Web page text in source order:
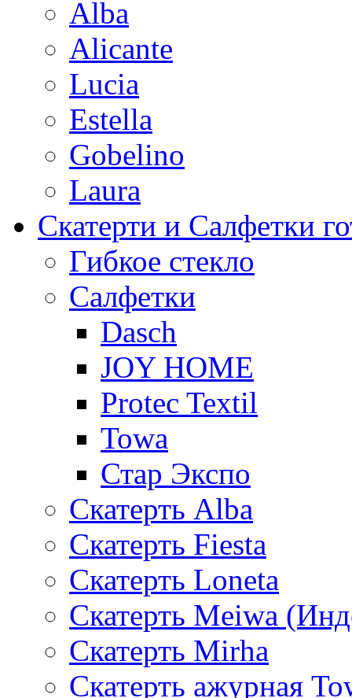
Alba
Alicante
Lucia
Estella
Gobelino
Laura
Скатерти и Салфетки
Гибкое стекло
Салфетки
Dasch
JOY HOME
Protec Textil
Towa
Стар Экспо
Скатерть Alba
Скатерть Fiesta
Скатерть Loneta
Скатерть Meiwa
Скатерть Mirha
Скатерть ажурная